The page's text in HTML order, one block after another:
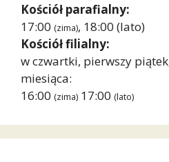
Kościół parafialny:
17:00 (zima), 18:00 (lato)
Kościół filialny:
w czwartki, pierwszy
miesiąca:
16:00 (zima) 17:00 (lato)